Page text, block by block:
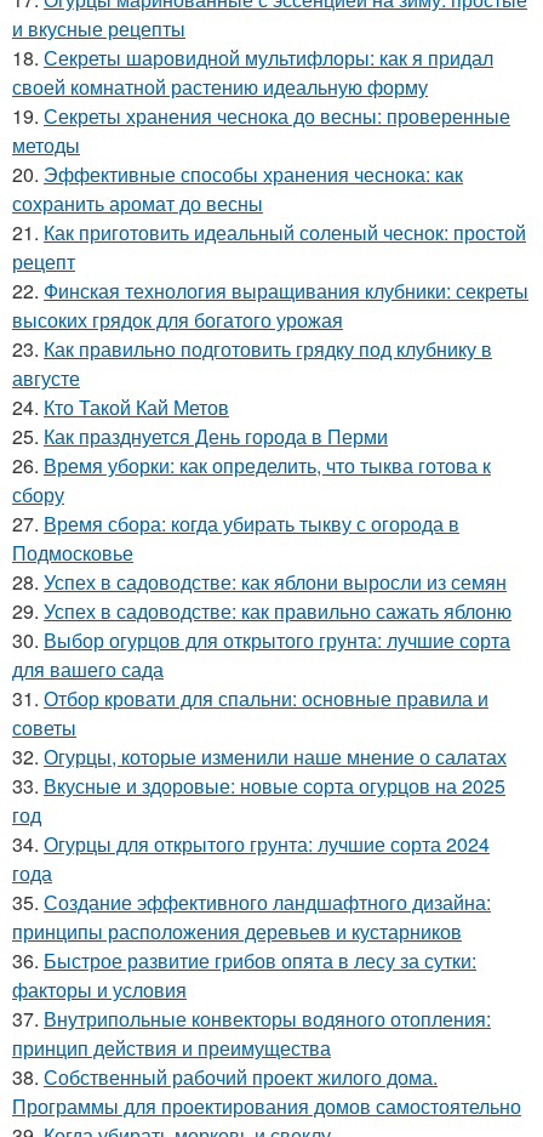
и вкусные рецепты
18. Секреты шаровидной мультифлоры: как я придал
своей комнатной растению идеальную форму
19. Секреты хранения чеснока до весны: проверенные
методы
20. Эффективные способы хранения чеснока: как
сохранить аромат до весны
21. Как приготовить идеальный соленый чеснок: простой
рецепт
22. Финская технология выращивания клубники: секреты
высоких грядок для богатого урожая
23. Как правильно подготовить грядку под клубнику в
августе
24. Кто Такой Кай Метов
25. Как празднуется День города в Перми
26. Время уборки: как определить, что тыква готова к
сбору
27. Время сбора: когда убирать тыкву с огорода в
Подмосковье
28. Успех в садоводстве: как яблони выросли из семян
29. Успех в садоводстве: как правильно сажать яблоню
30. Выбор огурцов для открытого грунта: лучшие сорта
для вашего сада
31. Отбор кровати для спальни: основные правила и
советы
32. Огурцы, которые изменили наше мнение о салатах
33. Вкусные и здоровые: новые сорта огурцов на 2025
год
34. Огурцы для открытого грунта: лучшие сорта 2024
года
35. Создание эффективного ландшафтного дизайна:
принципы расположения деревьев и кустарников
36. Быстрое развитие грибов опята в лесу за сутки:
факторы и условия
37. Внутрипольные конвекторы водяного отопления:
принцип действия и преимущества
38. Собственный рабочий проект жилого дома.
Программы для проектирования домов самостоятельно